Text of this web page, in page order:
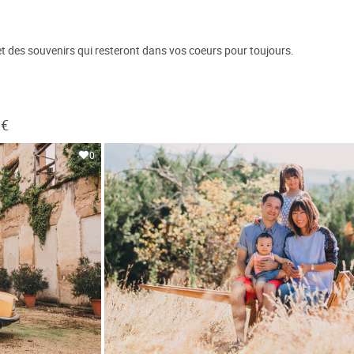
des souvenirs qui resteront dans vos coeurs pour toujours.
0